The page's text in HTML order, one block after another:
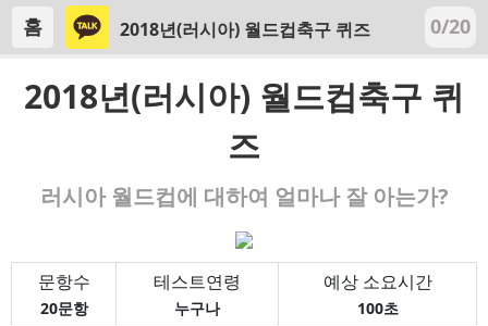
홈 2018년(러시아) 월드컵축구 퀴즈 0/20
2018년(러시아) 월드컵축구 퀴
즈
러시아 월드컵에 대하여 얼마나 잘 아는가?
문항수
20문항
테스트연령
누구나
예상 소요시간
100초